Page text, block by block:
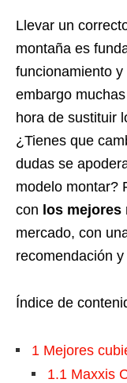
Llevar un
montaña es
funcionamiento
embargo
hora de sustituir
¿Tienes que
dudas se
modelo montar?
con los
mercado, con
recomendación
Índice de
1 Mejores
1.1 Maxxis